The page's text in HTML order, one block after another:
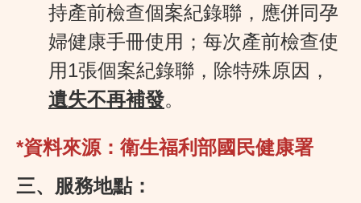
持產前檢查個案紀錄聯，應併同孕
婦健康手冊使用；每次產前檢查使
用1張個案紀錄聯，除特殊原因，
遺失不再補發。
*資料來源：衛生福利部國民健康署
三、服務地點：